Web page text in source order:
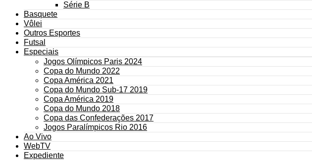
Série B
Basquete
Vôlei
Outros Esportes
Futsal
Especiais
Jogos Olímpicos Paris 2024
Copa do Mundo 2022
Copa América 2021
Copa do Mundo Sub-17 2019
Copa América 2019
Copa do Mundo 2018
Copa das Confederações 2017
Jogos Paralímpicos Rio 2016
Ao Vivo
WebTV
Expediente